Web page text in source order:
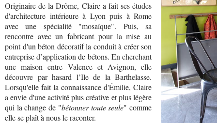
Originaire de la Drôme, Claire a fait ses études
d'architecture intérieure à Lyon puis à Rome
avec une spécialité "mosaïque". Puis, sa
rencontre avec un fabricant pour la mise au
point d'un béton décoratif la conduit à créer son
entreprise d’application de bétons. En cherchant
une maison entre Valence et Avignon, elle
découvre par hasard l’Ile de la Barthelasse.
Lorsqu'elle fait la connaissance d'Émilie, Claire
a envie d'une activité plus créative et plus légère
qui la change de "bétonner toute seule" comme
elle se plaît à nous le raconter.